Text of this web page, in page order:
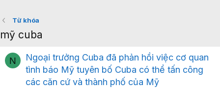
Từ khóa
mỹ cuba
N
Ngoại trưởng Cuba đã phản hồi việc cơ quan
tình báo Mỹ tuyên bố Cuba có thể tấn công
các căn cứ và thành phố của Mỹ